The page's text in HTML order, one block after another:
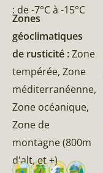
: de -7°C à -15°C
Zones
géoclimatiques
de rusticité :Zone
tempérée, Zone
méditerranéenne,
Zone océanique,
Zone de
montagne (800m
d'alt, et +)